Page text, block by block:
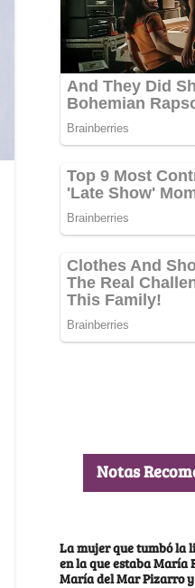
Notas
La mujer que tumbó la
en la que estaba María
María del Mar Pizarro